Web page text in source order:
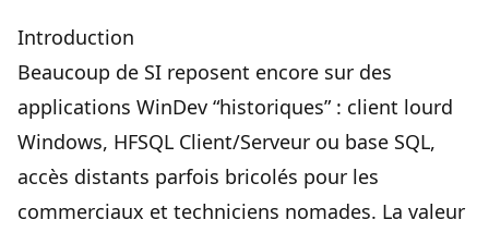
Introduction
Beaucoup de SI reposent encore sur des
applications WinDev “historiques” : client lourd
Windows, HFSQL Client/Serveur ou base SQL,
accès distants parfois bricolés pour les
commerciaux et techniciens nomades. La valeur